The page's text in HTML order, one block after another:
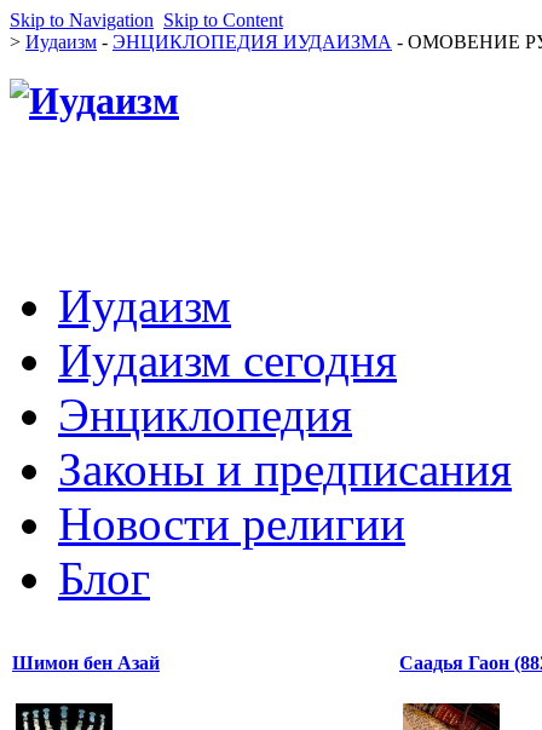
Skip to Navigation Skip to Content
> Иудаизм - ЭНЦИКЛОПЕДИЯ ИУДАИЗМА - ОМОВЕНИЕ
Иудаизм
Иудаизм сегодня
Энциклопедия
Законы и предписания
Новости религии
Блог
Шимон бен Азай Саадья Гаон